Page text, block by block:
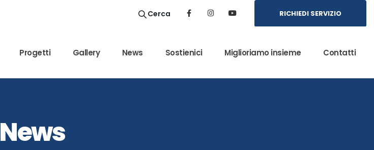
Cerca RICHIEDI SERVIZIO
Progetti Gallery News Sostienici Miglioriamo insieme Contatti
News